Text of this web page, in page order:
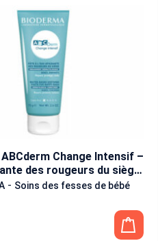
ABCderm Change Intensif –
des rougeurs du siège
75g
- Soins des fesses de bébé